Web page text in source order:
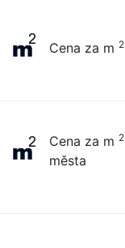
Cena za m 2
Cena za m 2
města